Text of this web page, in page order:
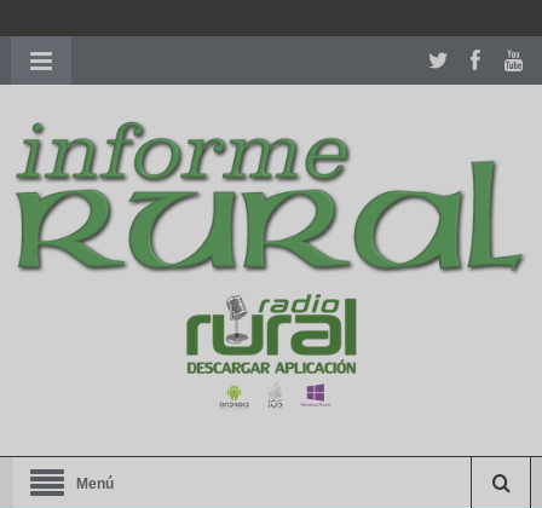
richardmillereplica
women.patekphilippe.tofor sale in usa recognized command with
dining room table ceremony. welcome to our
perfectwatches.is
shop. best youngsexdoll.comwith professional customer
services. 1: 1 design high
https://reallydiamond.com/
Menú